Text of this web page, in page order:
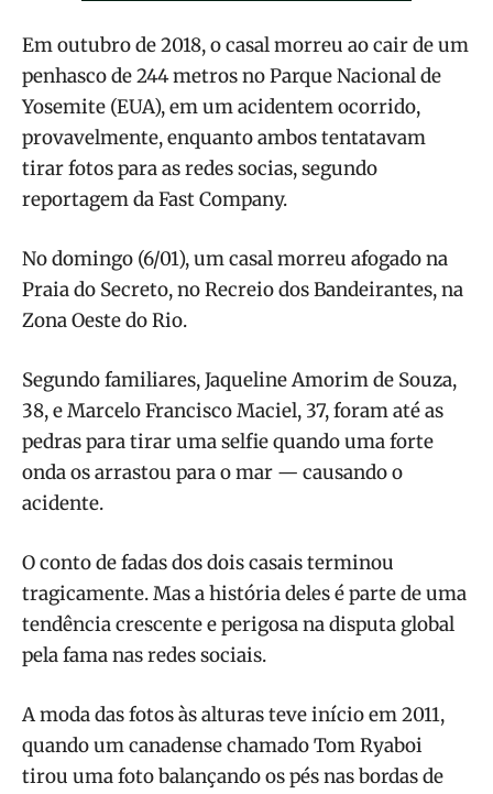
Em outubro de 2018, o casal morreu ao cair de um
penhasco de 244 metros no Parque Nacional de
Yosemite (EUA), em um acidentem ocorrido,
provavelmente, enquanto ambos tentatavam
tirar fotos para as redes socias, segundo
reportagem da Fast Company.
No domingo (6/01), um casal morreu afogado na
Praia do Secreto, no Recreio dos Bandeirantes, na
Zona Oeste do Rio.
Segundo familiares, Jaqueline Amorim de Souza,
38, e Marcelo Francisco Maciel, 37, foram até as
pedras para tirar uma selfie quando uma forte
onda os arrastou para o mar — causando o
acidente.
O conto de fadas dos dois casais terminou
tragicamente. Mas a história deles é parte de uma
tendência crescente e perigosa na disputa global
pela fama nas redes sociais.
A moda das fotos às alturas teve início em 2011,
quando um canadense chamado Tom Ryaboi
tirou uma foto balançando os pés nas bordas de